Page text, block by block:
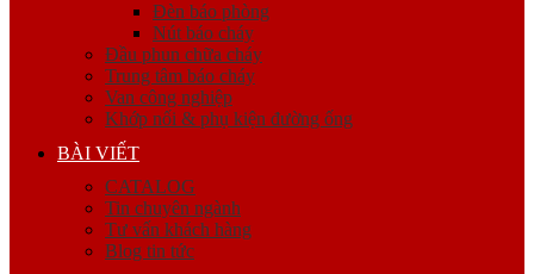
Đèn báo phòng
Nút báo cháy
Đầu phun chữa cháy
Trung tâm báo cháy
Van công nghiệp
Khớp nối & phụ kiện đường ống
BÀI VIẾT
CATALOG
Tin chuyên ngành
Tư vấn khách hàng
Blog tin tức